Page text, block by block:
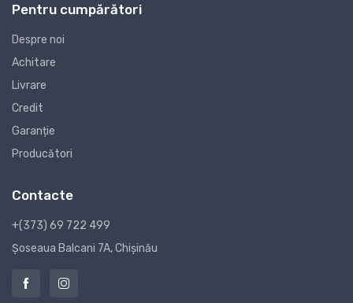
Pentru cumpărători
Despre noi
Achitare
Livrare
Credit
Garanție
Producători
Contacte
+(373) 69 722 499
Șoseaua Balcani 7A, Chișinău